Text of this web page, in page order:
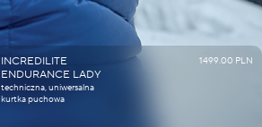
INCREDILITE
ENDURANCE LADY
techniczna, uniwersalna
kurtka puchowa
1499.00 PLN